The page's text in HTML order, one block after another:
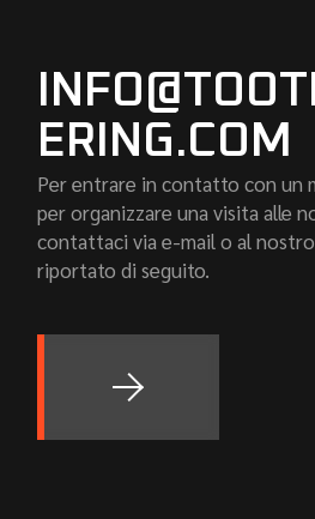
ERING.COM
Per entrare in contatto con un
per organizzare una visita alle
contattaci via e-mail o al
riportato di seguito.